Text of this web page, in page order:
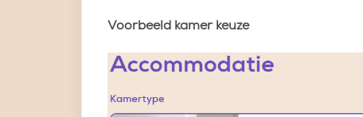
Voorbeeld kamer keuze